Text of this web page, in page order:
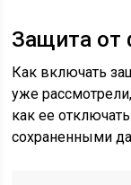
Защита от
Как включать
уже
как ее
сохраненными